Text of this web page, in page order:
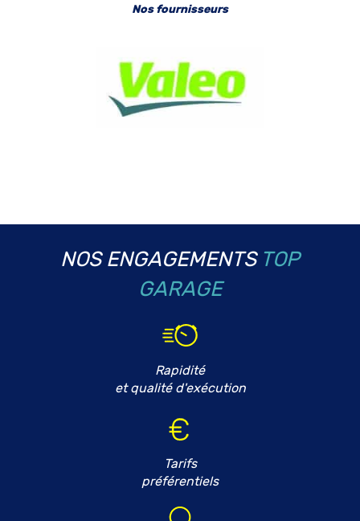
Nos fournisseurs
NOS ENGAGEMENTS TOP
GARAGE
Rapidité
et qualité d'exécution
Tarifs
préférentiels